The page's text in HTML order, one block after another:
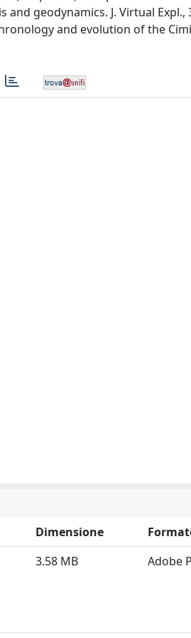
geodynamics. J. Virtual Expl.,
and evolution of the
Dimensione
3.58 MB Adobe